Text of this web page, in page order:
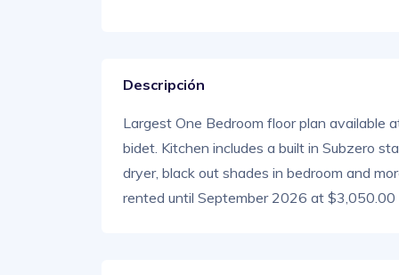
Descripción
Largest One Bedroom floor plan available
bidet. Kitchen includes a built in Subzero
dryer, black out shades in bedroom and
rented until September 2026 at